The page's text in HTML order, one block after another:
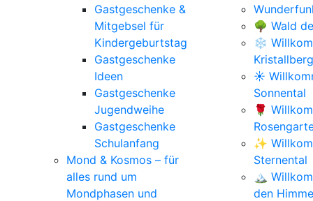
Gastgeschenke &
Mitgebsel für
Kindergeburtstag
Gastgeschenke
Ideen
Gastgeschenke
Jugendweihe
Gastgeschenke
Schulanfang
Mond & Kosmos – für
alles rund um
Mondphasen und
🌳 Wald
❄️
☀️
Sonnental
🌹
✨
Sternental
🏔️
den